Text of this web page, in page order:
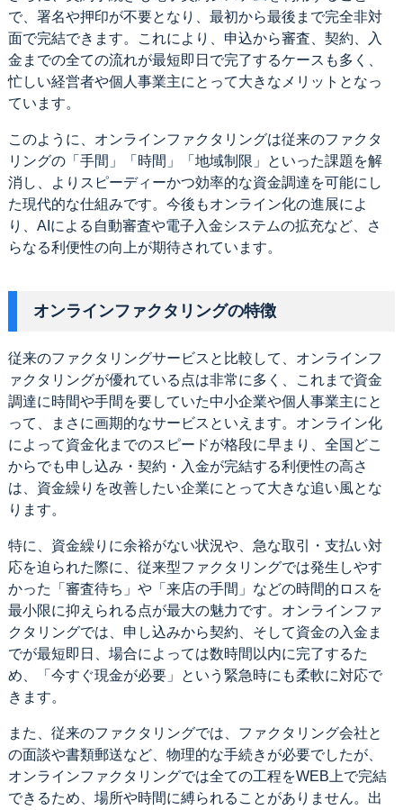
で、署名や押印が不要となり、最初から最後まで完全非対
面で完結できます。これにより、申込から審査、契約、入
金までの全ての流れが最短即日で完了するケースも多く、
忙しい経営者や個人事業主にとって大きなメリットとなっ
ています。
このように、オンラインファクタリングは従来のファクタ
リングの「手間」「時間」「地域制限」といった課題を解
消し、よりスピーディーかつ効率的な資金調達を可能にし
た現代的な仕組みです。今後もオンライン化の進展によ
り、AIによる自動審査や電子入金システムの拡充など、さ
らなる利便性の向上が期待されています。
オンラインファクタリングの特徴
従来のファクタリングサービスと比較して、オンラインフ
ァクタリングが優れている点は非常に多く、これまで資金
調達に時間や手間を要していた中小企業や個人事業主にと
って、まさに画期的なサービスといえます。オンライン化
によって資金化までのスピードが格段に早まり、全国どこ
からでも申し込み・契約・入金が完結する利便性の高さ
は、資金繰りを改善したい企業にとって大きな追い風とな
ります。
特に、資金繰りに余裕がない状況や、急な取引・支払い対
応を迫られた際に、従来型ファクタリングでは発生しやす
かった「審査待ち」や「来店の手間」などの時間的ロスを
最小限に抑えられる点が最大の魅力です。オンラインファ
クタリングでは、申し込みから契約、そして資金の入金ま
でが最短即日、場合によっては数時間以内に完了するた
め、「今すぐ現金が必要」という緊急時にも柔軟に対応で
きます。
また、従来のファクタリングでは、ファクタリング会社と
の面談や書類郵送など、物理的な手続きが必要でしたが、
オンラインファクタリングでは全ての工程をWEB上で完結
できるため、場所や時間に縛られることがありません。出